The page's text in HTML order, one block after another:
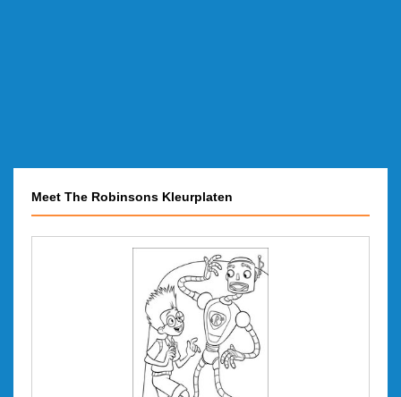
Meet The Robinsons Kleurplaten